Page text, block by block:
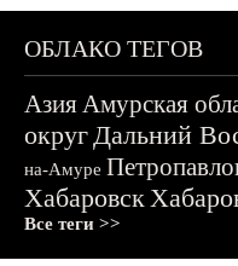
ОБЛАКО ТЕГОВ
АзияАмурская
округДальний
на-Амуре
Хабаровск
Все теги >>